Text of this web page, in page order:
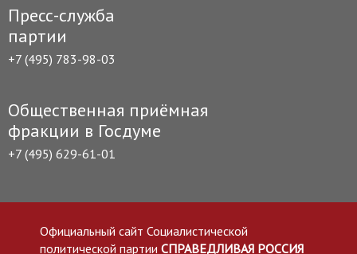
Пресс-служба
партии
+7 (495) 783-98-03
Общественная приёмная
фракции в Госдуме
+7 (495) 629-61-01
Официальный сайт Социалистической
политической партии СПРАВЕДЛИВАЯ РОССИЯ